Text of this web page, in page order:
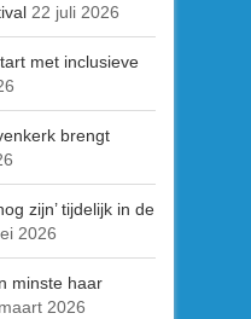
22 juli 2026
met inclusieve
brengt
zijn’ tijdelijk in de
2026
minste haar
2026